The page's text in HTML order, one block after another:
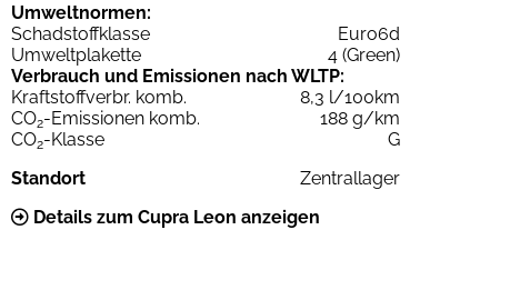
Umweltnormen:
Schadstoffklasse
Euro6d
Umweltplakette
4 (Green)
Verbrauch und Emissionen nach WLTP:
Kraftstoffverbr. komb.
8,3 l/100km
CO2-Emissionen komb.
188 g/km
CO2-Klasse
G
Standort
Zentrallager
Details zum Cupra Leon anzeigen